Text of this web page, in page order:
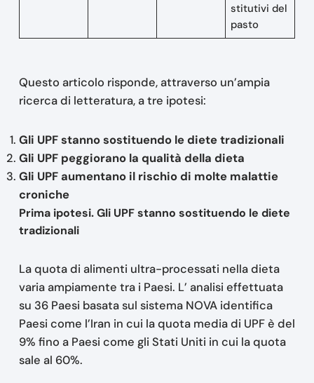
stitutivi del
pasto
Questo articolo risponde, attraverso un’ampia
ricerca di letteratura, a tre ipotesi:
Gli UPF stanno sostituendo le diete tradizionali
Gli UPF peggiorano la qualità della dieta
Gli UPF aumentano il rischio di molte malattie
croniche
Prima ipotesi. Gli UPF stanno sostituendo le diete
tradizionali
La quota di alimenti ultra-processati nella dieta
varia ampiamente tra i Paesi. L’ analisi effettuata
su 36 Paesi basata sul sistema NOVA identifica
Paesi come l’Iran in cui la quota media di UPF è del
9% fino a Paesi come gli Stati Uniti in cui la quota
sale al 60%.